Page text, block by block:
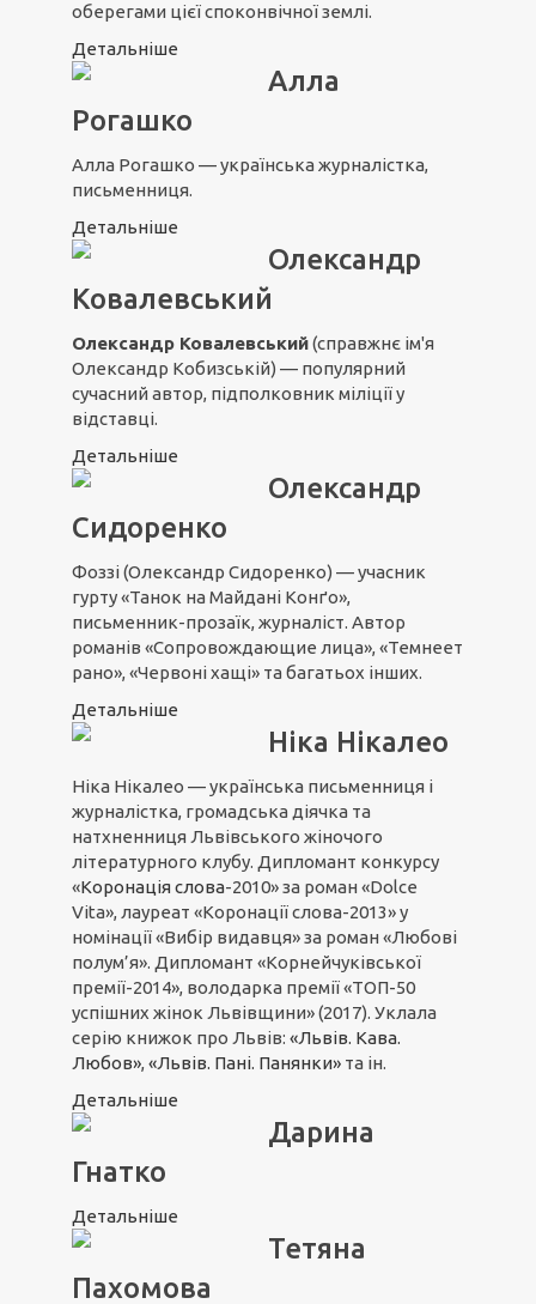
оберегами цієї споконвічної землі.
Детальніше
Алла
Рогашко
Алла Рогашко — українська журналістка,
письменниця.
Детальніше
Олександр
Ковалевський
Олександр Ковалевський(справжнє ім'я
Олександр Кобизській) — популярний
сучасний автор, підполковник міліції у
відставці.
Детальніше
Олександр
Сидоренко
Фоззі (Олександр Сидоренко) — учасник
гурту «Танок на Майдані Конґо»,
письменник-прозаїк, журналіст. Автор
романів «Сопровождающие лица», «Темнеет
рано», «Червоні хащі» та багатьох інших.
Детальніше
Ніка Нікалео
Ніка Нікалео — українська письменниця і
журналістка, громадська діячка та
натхненниця Львівського жіночого
літературного клубу. Дипломант конкурсу
«Коронація слова-2010» за роман «Dolce
Vita», лауреат «Коронації слова-2013» у
номінації «Вибір видавця» за роман «Любові
полум’я». Дипломант «Корнейчуківської
премії-2014», володарка премії «ТОП-50
успішних жінок Львівщини» (2017). Уклала
серію книжок про Львів: «Львів. Кава.
Любов», «Львів. Пані. Панянки» та ін.
Детальніше
Дарина
Гнатко
Детальніше
Тетяна
Пахомова